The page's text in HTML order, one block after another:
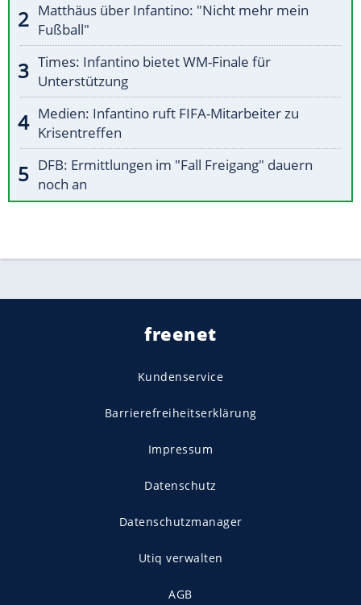
Matthäus über Infantino: "Nicht mehr mein
Fußball"
Times: Infantino bietet WM-Finale für
Unterstützung
Medien: Infantino ruft FIFA-Mitarbeiter zu
Krisentreffen
DFB: Ermittlungen im "Fall Freigang" dauern
noch an
freenet
Kundenservice
Barrierefreiheitserklärung
Impressum
Datenschutz
Datenschutzmanager
Utiq verwalten
AGB